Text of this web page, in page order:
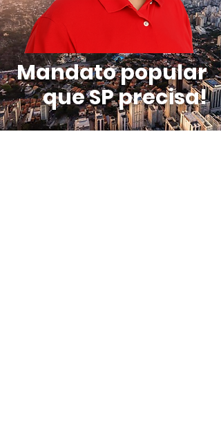
Mandato popular
que SP precisa!